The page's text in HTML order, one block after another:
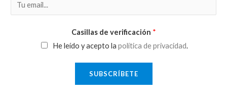
m
Casillas de verificación *
He leído y acepto la política de privacidad.
SUBSCRÍBETE